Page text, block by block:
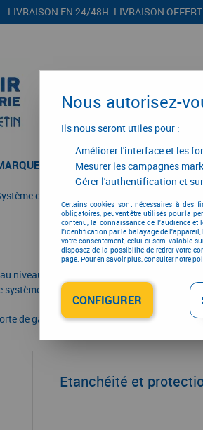
LIVRAISON EN 24/48H. LIVRAISON
d'étanchéité
niveau de vos portes, nous vous
permet en effet d'éviter le
de garage qui vous garantit l'étanchéité
Etanchéité et
Nous autorisez-
Ils nous seront utiles pour :
Améliorer l'interface et les
Mesurer les campagnes
Gérer l'authentification et
Certains cookies sont nécessaires à des
obligatoires, peuvent être utilisés pour la
contenu, la connaissance de l'audience et
l'identification par le balayage de
votre consentement, celui-ci sera valable
disposez de la possibilité de retirer votre
page. Pour en savoir plus, consulter notre
CONFIGURER